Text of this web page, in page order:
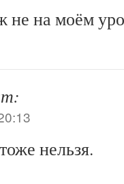
не на моём
нельзя.